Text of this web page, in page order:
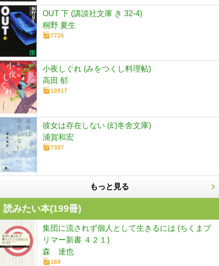
OUT 下 (講談社文庫 き 32-4)
桐野 夏生
7726
小夜しぐれ (みをつくし料理帖)
高田 郁
10917
彼女は存在しない (幻冬舎文庫)
浦賀和宏
7397
もっと見る
読みたい本(199冊)
集団に流されず個人として生きるには (ちくまプ
リマー新書 ４２１)
森 達也
189